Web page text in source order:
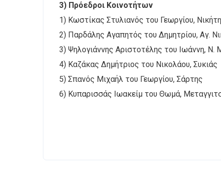
3) Πρόεδροι Κοινοτήτων
1) Κωστίκας Στυλιανός του Γεωργίου,
2) Παρδάλης Αγαπητός του Δημητρίου, Αγ.
3) Ψηλογιάννης Αριστοτέλης του Ιωάννη, Ν.
4) Καζάκας Δημήτριος του Νικολάου, Συκιάς
5) Σπανός Μιχαήλ του Γεωργίου, Σάρτης
6) Κυπαρισσάς Ιωακείμ του Θωμά,